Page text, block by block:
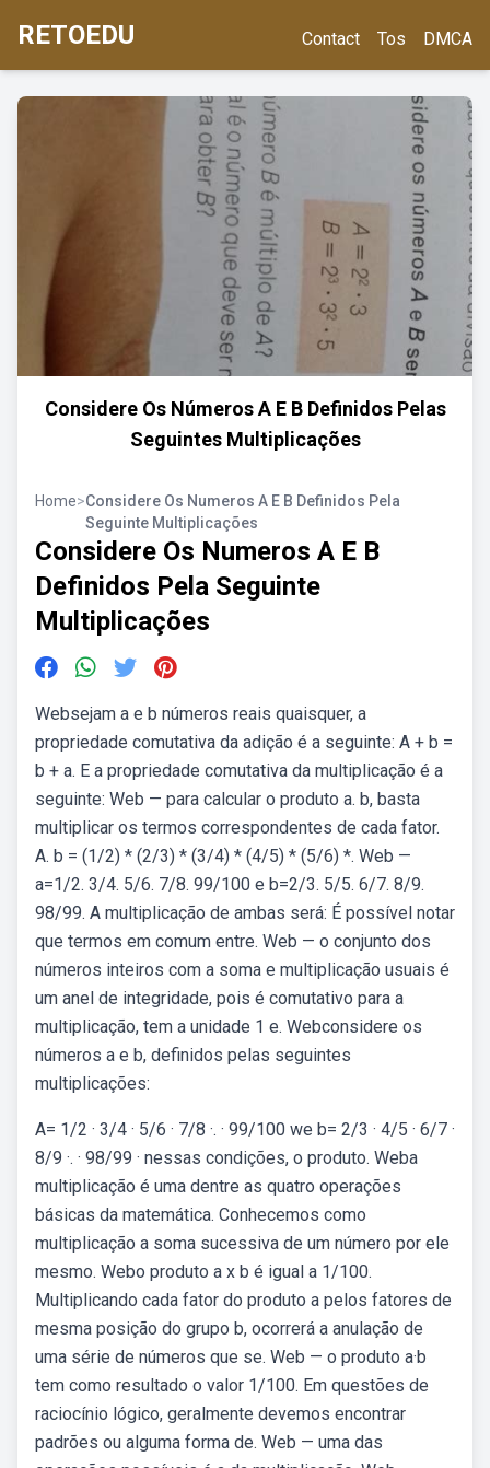
RETOEDU Contact Tos DMCA
Considere Os Números A E B Definidos Pelas
Seguintes Multiplicações
Home>Considere Os Numeros A E B Definidos Pela
Seguinte Multiplicações
Considere Os Numeros A E B
Definidos Pela Seguinte
Multiplicações
Websejam a e b números reais quaisquer, a
propriedade comutativa da adição é a seguinte: A + b =
b + a. E a propriedade comutativa da multiplicação é a
seguinte: Web — para calcular o produto a. b, basta
multiplicar os termos correspondentes de cada fator.
A. b = (1/2) * (2/3) * (3/4) * (4/5) * (5/6) *. Web —
a=1/2. 3/4. 5/6. 7/8. 99/100 e b=2/3. 5/5. 6/7. 8/9.
98/99. A multiplicação de ambas será: É possível notar
que termos em comum entre. Web — o conjunto dos
números inteiros com a soma e multiplicação usuais é
um anel de integridade, pois é comutativo para a
multiplicação, tem a unidade 1 e. Webconsidere os
números a e b, definidos pelas seguintes
multiplicações:
A= 1/2 · 3/4 · 5/6 · 7/8 ·. · 99/100 we b= 2/3 · 4/5 · 6/7 ·
8/9 ·. · 98/99 · nessas condições, o produto. Weba
multiplicação é uma dentre as quatro operações
básicas da matemática. Conhecemos como
multiplicação a soma sucessiva de um número por ele
mesmo. Webo produto a x b é igual a 1/100.
Multiplicando cada fator do produto a pelos fatores de
mesma posição do grupo b, ocorrerá a anulação de
uma série de números que se. Web — o produto a·b
tem como resultado o valor 1/100. Em questões de
raciocínio lógico, geralmente devemos encontrar
padrões ou alguma forma de. Web — uma das